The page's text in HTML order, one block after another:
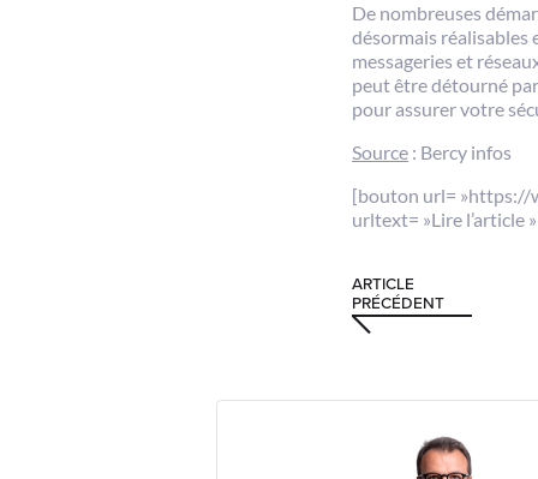
De nombreuses
désormais réalisables
messageries et
peut être détourné
pour assurer votre
Source : Bercy infos
[bouton url= »https://
urltext= »Lire l’article
ARTICLE
PRÉCÉDENT